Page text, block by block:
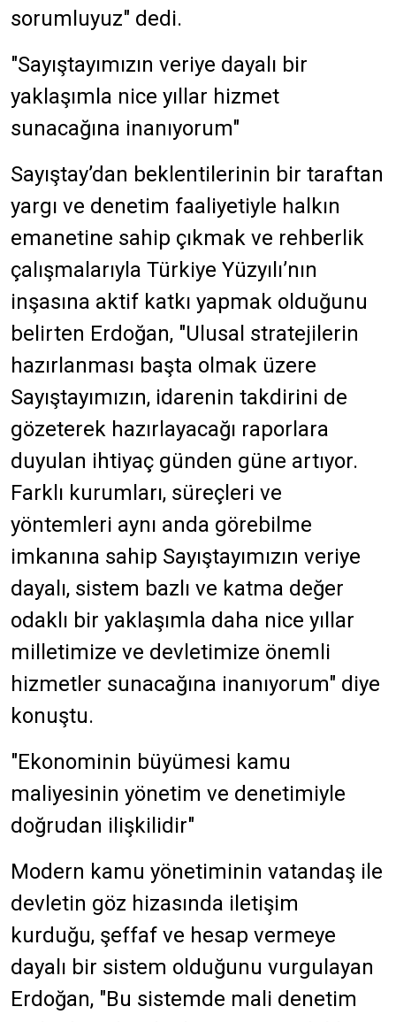
sorumluyuz" dedi.
"Sayıştayımızın veriye dayalı bir
yaklaşımla nice yıllar hizmet
sunacağına inanıyorum"
Sayıştay’dan beklentilerinin bir taraftan
yargı ve denetim faaliyetiyle halkın
emanetine sahip çıkmak ve rehberlik
çalışmalarıyla Türkiye Yüzyılı’nın
inşasına aktif katkı yapmak olduğunu
belirten Erdoğan, "Ulusal stratejilerin
hazırlanması başta olmak üzere
Sayıştayımızın, idarenin takdirini de
gözeterek hazırlayacağı raporlara
duyulan ihtiyaç günden güne artıyor.
Farklı kurumları, süreçleri ve
yöntemleri aynı anda görebilme
imkanına sahip Sayıştayımızın veriye
dayalı, sistem bazlı ve katma değer
odaklı bir yaklaşımla daha nice yıllar
milletimize ve devletimize önemli
hizmetler sunacağına inanıyorum" diye
konuştu.
"Ekonominin büyümesi kamu
maliyesinin yönetim ve denetimiyle
doğrudan ilişkilidir"
Modern kamu yönetiminin vatandaş ile
devletin göz hizasında iletişim
kurduğu, şeffaf ve hesap vermeye
dayalı bir sistem olduğunu vurgulayan
Erdoğan, "Bu sistemde mali denetim